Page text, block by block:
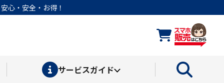
心・安全・お得！
サービスガイド